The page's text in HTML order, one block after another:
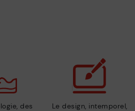
des
Le design, intemporel,